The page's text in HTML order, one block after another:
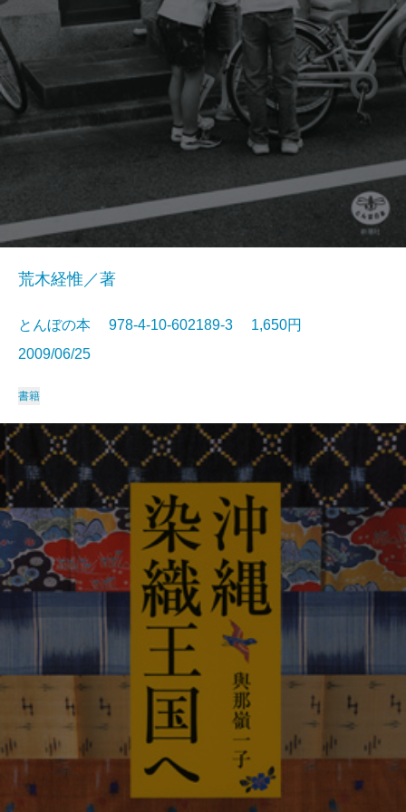
荒木経惟／著
とんぼの本 978-4-10-602189-3 1,650円
2009/06/25
書籍